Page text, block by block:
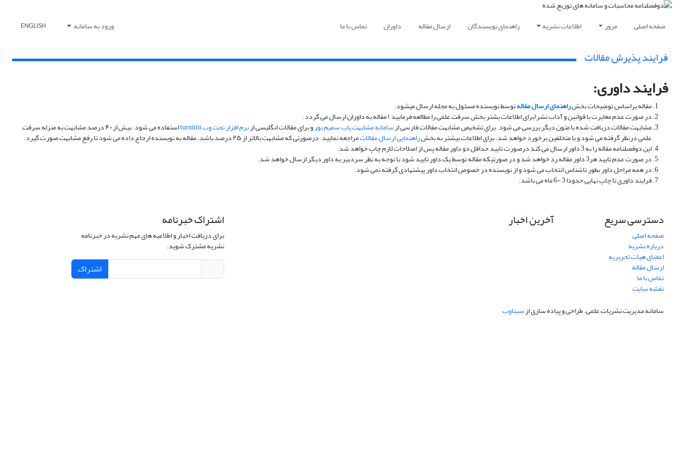
صفحه اصلی مرور اطلاعات نشریه راهنمای نویسندگان ارسال مقاله داوران تماس با ما ورود به سامانه ENGLISH
فرایند پذیرش مقالات
فرایند داوری:
مقاله براساس توضیحات بخشراهنمای ارسال مقالهتوسط نویسنده مسئول به مجله ارسال میشود.
در صورت عدم مغایرت با قوانین و آداب نشر(برای اطلاعات یشتر بخش سرقت علمی را مطالعه فرمایید ) مقاله به داوران ارسال می گردد.
مشابهت مقالات دریافت شده با متون دیگر بررسی می شود. برای تشخیص مشابهت مقالات فارسی ازسامانه مشابهت یاب سمیم نورو برای مقالات انگلیسی ازنرم افزار تحت وب turnitin استفاده می شود. بیش از ۴۰ درصد مشابهت به منزله سرقت
علمی درنظر گرفته می شود و با متخلفین برخورد خواهد شد. برای اطلاعات بیشتر به بخشراهنمایی ارسال مقالاتمراجعه نمایید. درصورتی که مشابهت بالاتر از ۲۵ درصد باشد، مقاله به نویسنده ارجاع داده می شود تا رفع مشابهت صورت گیرد.
این دوفصلنامه مقاله را به 3 داور ارسال می کند درصورت تایید حداقل دو داور مقاله پس از اصلاحات لازم چاپ خواهد شد.
در صورت عدم تایید هر3 داور مقاله رد خواهد شد و در صورتیکه مقاله توسط یک داور تایید شود با توجه به نظر سردبیر به داور دیگر ازسال خواهد شد.
در همه مراحل داور بطور ناشناس انتخاب می شود و از نویسنده در خصوص انتخاب داور پیشنهادی گرفته نمی شود.
فرایند داوری تا چاپ نهایی حدودا 3 -6 ماه می باشد.
دسترسی سریع
صفحه اصلی
درباره نشریه
اعضای هیات تحریریه
ارسال مقاله
تماس با ما
نقشه سایت
آخرین اخبار اشتراک خبرنامه
برای دریافت اخبار و اطلاعیه های مهم نشریه در خبرنامه
نشریه مشترک شوید.
اشتراک
سامانه مدیریت نشریات علمی.طراحی و پیاده سازی ازسیناوب